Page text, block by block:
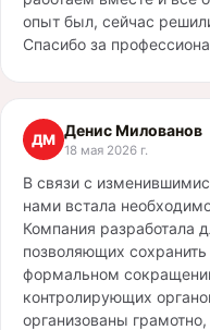
опыт был, сейчас
Спасибо за
ДМ Денис Милованов
18 мая 2026 г.
В связи с
нами встала
Компания разработала
позволяющих
формальном
контролирующих
организованы